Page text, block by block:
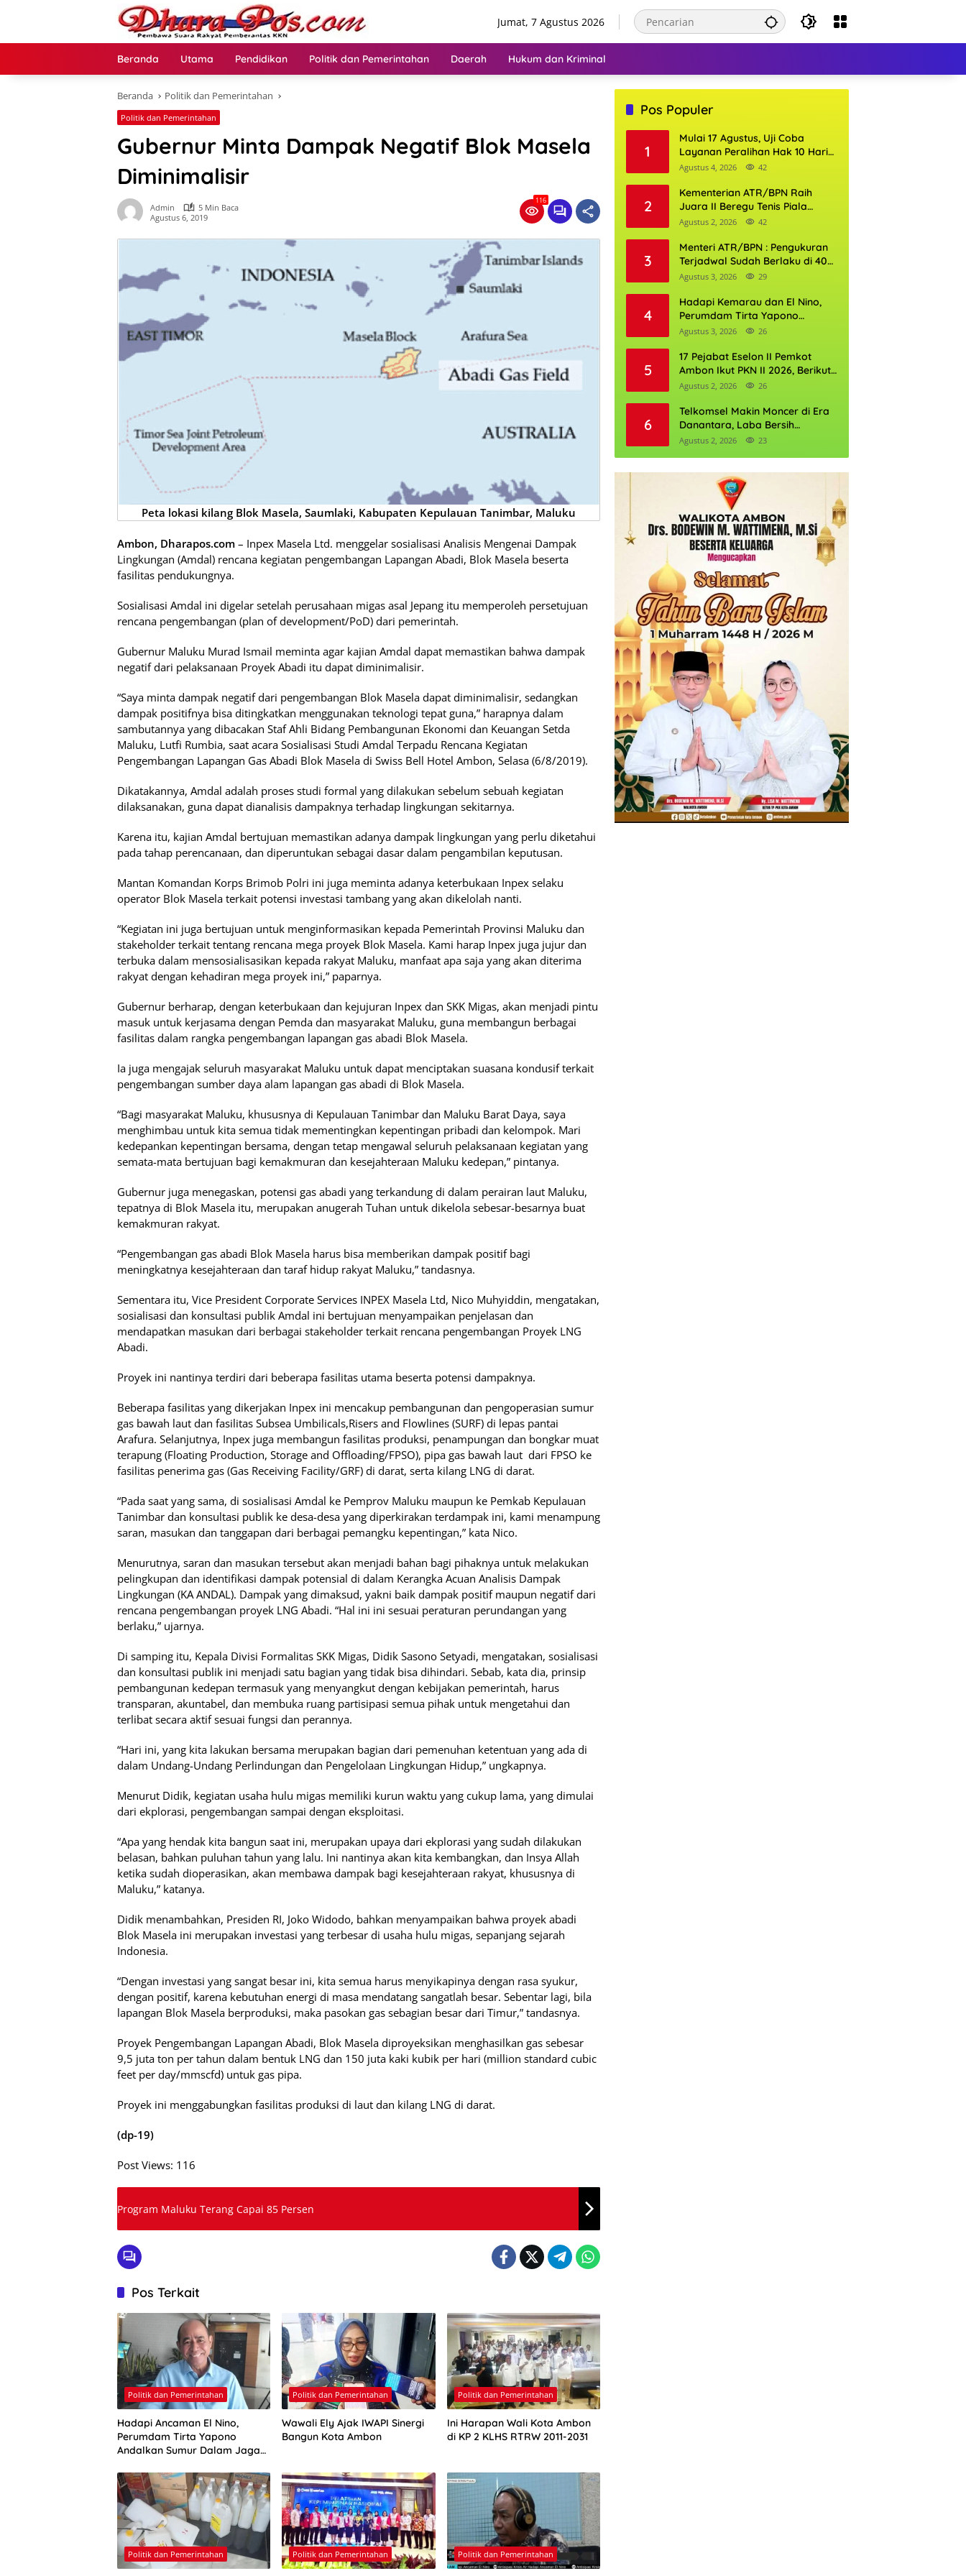
Jumat, 7 Agustus 2026
Beranda Utama Pendidikan Politik dan Pemerintahan Daerah Hukum dan Kriminal
Beranda Politik dan Pemerintahan
Politik dan Pemerintahan
Gubernur Minta Dampak Negatif Blok Masela
Diminimalisir
Admin
5 Min Baca
Agustus 6, 2019
116
Peta lokasi kilang Blok Masela, Saumlaki, Kabupaten Kepulauan Tanimbar, Maluku
Ambon, Dharapos.com – Inpex Masela Ltd. menggelar sosialisasi Analisis Mengenai Dampak
Lingkungan (Amdal) rencana kegiatan pengembangan Lapangan Abadi, Blok Masela beserta
fasilitas pendukungnya.
Sosialisasi Amdal ini digelar setelah perusahaan migas asal Jepang itu memperoleh persetujuan
rencana pengembangan (plan of development/PoD) dari pemerintah.
Gubernur Maluku Murad Ismail meminta agar kajian Amdal dapat memastikan bahwa dampak
negatif dari pelaksanaan Proyek Abadi itu dapat diminimalisir.
“Saya minta dampak negatif dari pengembangan Blok Masela dapat diminimalisir, sedangkan
dampak positifnya bisa ditingkatkan menggunakan teknologi tepat guna,” harapnya dalam
sambutannya yang dibacakan Staf Ahli Bidang Pembangunan Ekonomi dan Keuangan Setda
Maluku, Lutfi Rumbia, saat acara Sosialisasi Studi Amdal Terpadu Rencana Kegiatan
Pengembangan Lapangan Gas Abadi Blok Masela di Swiss Bell Hotel Ambon, Selasa (6/8/2019).
Dikatakannya, Amdal adalah proses studi formal yang dilakukan sebelum sebuah kegiatan
dilaksanakan, guna dapat dianalisis dampaknya terhadap lingkungan sekitarnya.
Karena itu, kajian Amdal bertujuan memastikan adanya dampak lingkungan yang perlu diketahui
pada tahap perencanaan, dan diperuntukan sebagai dasar dalam pengambilan keputusan.
Mantan Komandan Korps Brimob Polri ini juga meminta adanya keterbukaan Inpex selaku
operator Blok Masela terkait potensi investasi tambang yang akan dikelolah nanti.
“Kegiatan ini juga bertujuan untuk menginformasikan kepada Pemerintah Provinsi Maluku dan
stakeholder terkait tentang rencana mega proyek Blok Masela. Kami harap Inpex juga jujur dan
terbuka dalam mensosialisasikan kepada rakyat Maluku, manfaat apa saja yang akan diterima
rakyat dengan kehadiran mega proyek ini,” paparnya.
Gubernur berharap, dengan keterbukaan dan kejujuran Inpex dan SKK Migas, akan menjadi pintu
masuk untuk kerjasama dengan Pemda dan masyarakat Maluku, guna membangun berbagai
fasilitas dalam rangka pengembangan lapangan gas abadi Blok Masela.
Ia juga mengajak seluruh masyarakat Maluku untuk dapat menciptakan suasana kondusif terkait
pengembangan sumber daya alam lapangan gas abadi di Blok Masela.
“Bagi masyarakat Maluku, khususnya di Kepulauan Tanimbar dan Maluku Barat Daya, saya
menghimbau untuk kita semua tidak mementingkan kepentingan pribadi dan kelompok. Mari
kedepankan kepentingan bersama, dengan tetap mengawal seluruh pelaksanaan kegiatan yang
semata-mata bertujuan bagi kemakmuran dan kesejahteraan Maluku kedepan,” pintanya.
Gubernur juga menegaskan, potensi gas abadi yang terkandung di dalam perairan laut Maluku,
tepatnya di Blok Masela itu, merupakan anugerah Tuhan untuk dikelola sebesar-besarnya buat
kemakmuran rakyat.
“Pengembangan gas abadi Blok Masela harus bisa memberikan dampak positif bagi
meningkatnya kesejahteraan dan taraf hidup rakyat Maluku,” tandasnya.
Sementara itu, Vice President Corporate Services INPEX Masela Ltd, Nico Muhyiddin, mengatakan,
sosialisasi dan konsultasi publik Amdal ini bertujuan menyampaikan penjelasan dan
mendapatkan masukan dari berbagai stakeholder terkait rencana pengembangan Proyek LNG
Abadi.
Proyek ini nantinya terdiri dari beberapa fasilitas utama beserta potensi dampaknya.
Beberapa fasilitas yang dikerjakan Inpex ini mencakup pembangunan dan pengoperasian sumur
gas bawah laut dan fasilitas Subsea Umbilicals,Risers and Flowlines (SURF) di lepas pantai
Arafura. Selanjutnya, Inpex juga membangun fasilitas produksi, penampungan dan bongkar muat
terapung (Floating Production, Storage and Offloading/FPSO), pipa gas bawah laut dari FPSO ke
fasilitas penerima gas (Gas Receiving Facility/GRF) di darat, serta kilang LNG di darat.
“Pada saat yang sama, di sosialisasi Amdal ke Pemprov Maluku maupun ke Pemkab Kepulauan
Tanimbar dan konsultasi publik ke desa-desa yang diperkirakan terdampak ini, kami menampung
saran, masukan dan tanggapan dari berbagai pemangku kepentingan,” kata Nico.
Menurutnya, saran dan masukan tersebut akan menjadi bahan bagi pihaknya untuk melakukan
pelingkupan dan identifikasi dampak potensial di dalam Kerangka Acuan Analisis Dampak
Lingkungan (KA ANDAL). Dampak yang dimaksud, yakni baik dampak positif maupun negatif dari
rencana pengembangan proyek LNG Abadi. “Hal ini ini sesuai peraturan perundangan yang
berlaku,” ujarnya.
Di samping itu, Kepala Divisi Formalitas SKK Migas, Didik Sasono Setyadi, mengatakan, sosialisasi
dan konsultasi publik ini menjadi satu bagian yang tidak bisa dihindari. Sebab, kata dia, prinsip
pembangunan kedepan termasuk yang menyangkut dengan kebijakan pemerintah, harus
transparan, akuntabel, dan membuka ruang partisipasi semua pihak untuk mengetahui dan
terlibat secara aktif sesuai fungsi dan perannya.
“Hari ini, yang kita lakukan bersama merupakan bagian dari pemenuhan ketentuan yang ada di
dalam Undang-Undang Perlindungan dan Pengelolaan Lingkungan Hidup,” ungkapnya.
Menurut Didik, kegiatan usaha hulu migas memiliki kurun waktu yang cukup lama, yang dimulai
dari ekplorasi, pengembangan sampai dengan eksploitasi.
“Apa yang hendak kita bangun saat ini, merupakan upaya dari ekplorasi yang sudah dilakukan
belasan, bahkan puluhan tahun yang lalu. Ini nantinya akan kita kembangkan, dan Insya Allah
ketika sudah dioperasikan, akan membawa dampak bagi kesejahteraan rakyat, khususnya di
Maluku,” katanya.
Didik menambahkan, Presiden RI, Joko Widodo, bahkan menyampaikan bahwa proyek abadi
Blok Masela ini merupakan investasi yang terbesar di usaha hulu migas, sepanjang sejarah
Indonesia.
“Dengan investasi yang sangat besar ini, kita semua harus menyikapinya dengan rasa syukur,
dengan positif, karena kebutuhan energi di masa mendatang sangatlah besar. Sebentar lagi, bila
lapangan Blok Masela berproduksi, maka pasokan gas sebagian besar dari Timur,” tandasnya.
Proyek Pengembangan Lapangan Abadi, Blok Masela diproyeksikan menghasilkan gas sebesar
9,5 juta ton per tahun dalam bentuk LNG dan 150 juta kaki kubik per hari (million standard cubic
feet per day/mmscfd) untuk gas pipa.
Proyek ini menggabungkan fasilitas produksi di laut dan kilang LNG di darat.
(dp-19)
Post Views: 116
Program Maluku Terang Capai 85 Persen
Pos Terkait
Politik dan Pemerintahan
Hadapi Ancaman El Nino,
Perumdam Tirta Yapono
Andalkan Sumur Dalam Jaga
Politik dan Pemerintahan
Wawali Ely Ajak IWAPI Sinergi
Bangun Kota Ambon
Politik dan Pemerintahan
Ini Harapan Wali Kota Ambon
di KP 2 KLHS RTRW 2011-2031
Politik dan Pemerintahan Politik dan Pemerintahan Politik dan Pemerintahan
Pos Populer
1
Mulai 17 Agustus, Uji Coba
Layanan Peralihan Hak 10 Hari
di 15 Kantor Pertanahan
Agustus 4, 2026 42
2
Kementerian ATR/BPN Raih
Juara II Beregu Tenis Piala
Gubernur DKI Jakarta 2026
Agustus 2, 2026 42
3
Menteri ATR/BPN : Pengukuran
Terjadwal Sudah Berlaku di 400
Kantor Pertanahan
Agustus 3, 2026 29
4
Hadapi Kemarau dan El Nino,
Perumdam Tirta Yapono
Perkuat Cadangan Air Ambon
Agustus 3, 2026 26
5
17 Pejabat Eselon II Pemkot
Ambon Ikut PKN II 2026, Berikut
Daftarnya
Agustus 2, 2026 26
6
Telkomsel Makin Moncer di Era
Danantara, Laba Bersih
Semester I 2026 Tembus Rp10,4
Agustus 2, 2026 23